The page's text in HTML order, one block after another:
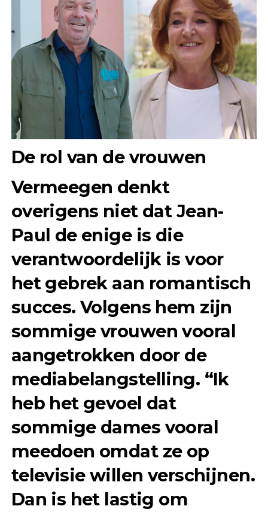
De rol van de vrouwen
Vermeegen denkt
overigens niet dat Jean-
Paul de enige is die
verantwoordelijk is voor
het gebrek aan romantisch
succes. Volgens hem zijn
sommige vrouwen vooral
aangetrokken door de
mediabelangstelling. “Ik
heb het gevoel dat
sommige dames vooral
meedoen omdat ze op
televisie willen verschijnen.
Dan is het lastig om